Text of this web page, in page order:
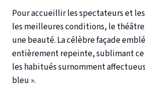
Pour accueillir les spectateurs et
les meilleures conditions, le
une beauté. La célèbre façade
entièrement repeinte, sublimant
les habitués surnomment
bleu ».